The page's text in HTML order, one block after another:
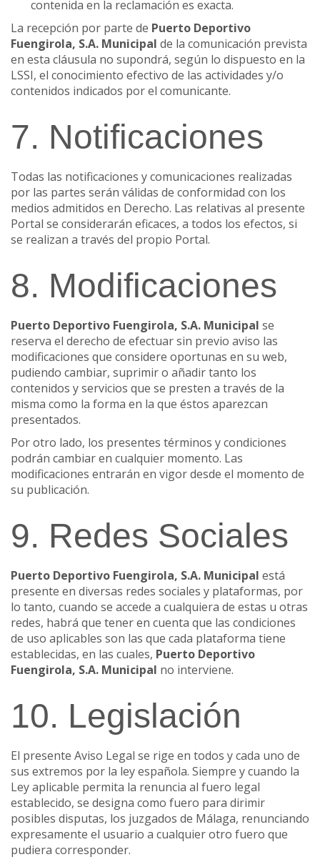
contenida en la reclamación es exacta.
La recepción por parte de Puerto Deportivo
Fuengirola, S.A. Municipal de la comunicación prevista
en esta cláusula no supondrá, según lo dispuesto en la
LSSI, el conocimiento efectivo de las actividades y/o
contenidos indicados por el comunicante.
7. Notificaciones
Todas las notificaciones y comunicaciones realizadas
por las partes serán válidas de conformidad con los
medios admitidos en Derecho. Las relativas al presente
Portal se considerarán eficaces, a todos los efectos, si
se realizan a través del propio Portal.
8. Modificaciones
Puerto Deportivo Fuengirola, S.A. Municipal se
reserva el derecho de efectuar sin previo aviso las
modificaciones que considere oportunas en su web,
pudiendo cambiar, suprimir o añadir tanto los
contenidos y servicios que se presten a través de la
misma como la forma en la que éstos aparezcan
presentados.
Por otro lado, los presentes términos y condiciones
podrán cambiar en cualquier momento. Las
modificaciones entrarán en vigor desde el momento de
su publicación.
9. Redes Sociales
Puerto Deportivo Fuengirola, S.A. Municipal está
presente en diversas redes sociales y plataformas, por
lo tanto, cuando se accede a cualquiera de estas u otras
redes, habrá que tener en cuenta que las condiciones
de uso aplicables son las que cada plataforma tiene
establecidas, en las cuales, Puerto Deportivo
Fuengirola, S.A. Municipal no interviene.
10. Legislación
El presente Aviso Legal se rige en todos y cada uno de
sus extremos por la ley española. Siempre y cuando la
Ley aplicable permita la renuncia al fuero legal
establecido, se designa como fuero para dirimir
posibles disputas, los juzgados de Málaga, renunciando
expresamente el usuario a cualquier otro fuero que
pudiera corresponder.